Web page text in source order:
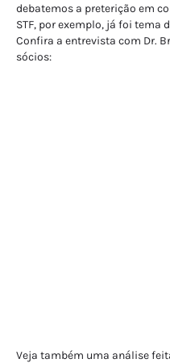
debatemos a preterição em
STF, por exemplo, já foi tema
Confira a entrevista com Dr.
sócios:
Veja também uma análise